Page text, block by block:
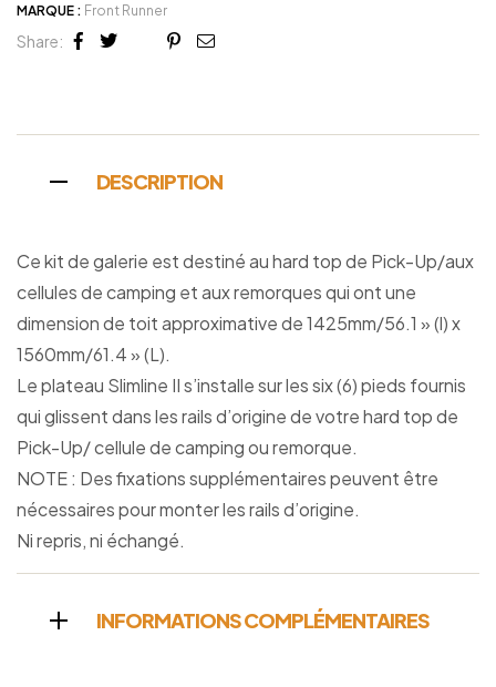
MARQUE : Front Runner
Share:
FacebookLinkedin
Google+
DESCRIPTION
Ce kit de galerie est destiné au hard top de Pick-Up/aux
cellules de camping et aux remorques qui ont une
dimension de toit approximative de 1425mm/56.1 » (l) x
1560mm/61.4 » (L).
Le plateau Slimline II s’installe sur les six (6) pieds fournis
qui glissent dans les rails d’origine de votre hard top de
Pick-Up/ cellule de camping ou remorque.
NOTE : Des fixations supplémentaires peuvent être
nécessaires pour monter les rails d’origine.
Ni repris, ni échangé.
INFORMATIONS COMPLÉMENTAIRES